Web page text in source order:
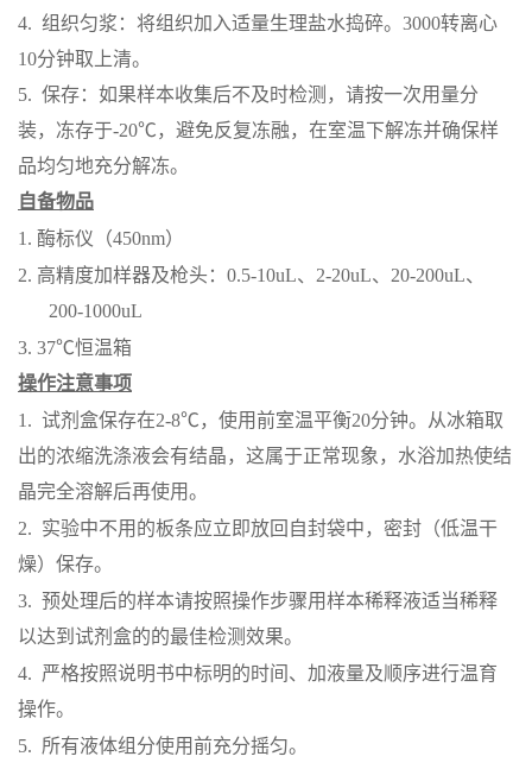
4. 组织匀浆：将组织加入适量生理盐水捣碎。3000转离心
10分钟取上清。
5. 保存：如果样本收集后不及时检测，请按一次用量分
装，冻存于-20℃，避免反复冻融，在室温下解冻并确保样
品均匀地充分解冻。
自备物品
1. 酶标仪（450nm）
2. 高精度加样器及枪头： 0.5-10uL、2-20uL、20-200uL、
200-1000uL
3. 37℃恒温箱
操作注意事项
1. 试剂盒保存在2-8℃，使用前室温平衡20分钟。从冰箱取
出的浓缩洗涤液会有结晶，这属于正常现象，水浴加热使结
晶完全溶解后再使用。
2. 实验中不用的板条应立即放回自封袋中，密封（低温干
燥）保存。
3. 预处理后的样本请按照操作步骤用样本稀释液适当稀释
以达到试剂盒的的最佳检测效果。
4. 严格按照说明书中标明的时间、加液量及顺序进行温育
操作。
5. 所有液体组分使用前充分摇匀。